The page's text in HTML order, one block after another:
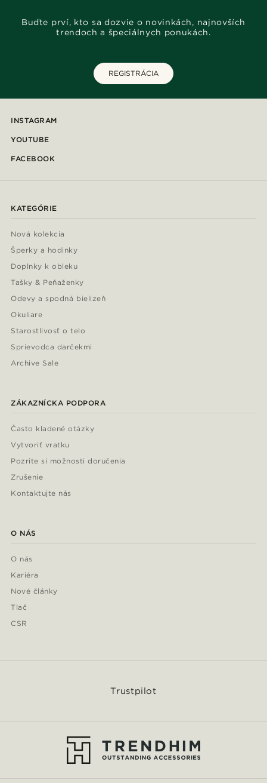
Buďte prví, kto sa dozvie o novinkách, najnovších
trendoch a špeciálnych ponukách.
REGISTRÁCIA
INSTAGRAM
YOUTUBE
FACEBOOK
KATEGÓRIE
Nová kolekcia
Šperky a hodinky
Doplnky k obleku
Tašky & Peňaženky
Odevy a spodná bielizeň
Okuliare
Starostlivosť o telo
Sprievodca darčekmi
Archive Sale
ZÁKAZNÍCKA PODPORA
Často kladené otázky
Vytvoriť vratku
Pozrite si možnosti doručenia
Zrušenie
Kontaktujte nás
O NÁS
O nás
Kariéra
Nové články
Tlač
CSR
Trustpilot